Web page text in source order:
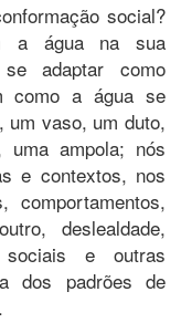
social?
a água na sua
adaptar como
como a água se
um vaso, um duto,
uma ampola; nós
e contextos, nos
comportamentos,
deslealdade,
e outras
dos padrões de